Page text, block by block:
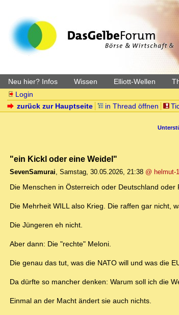
Neu hier? Infos Wissen Elliott-Wellen
Login
zurück zur Hauptseite
in Thread öffnen
"ein Kickl oder eine Weidel"
SevenSamurai, Samstag, 30.05.2026, 21:38 @ helmut-1
Die Menschen in Österreich oder Deutschland
Die Mehrheit WILL also Krieg. Die raffen gar nicht,
Die Jüngeren eh nicht.
Aber dann: Die "rechte" Meloni.
Die genau das tut, was die NATO will und was die
Da dürfte so mancher denken: Warum soll ich die
Einmal an der Macht ändert sie auch nichts.